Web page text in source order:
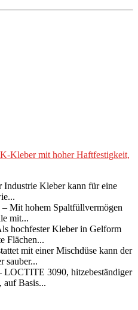
Kleber mit hoher Haftfestigkeit,
Industrie Kleber kann für eine
– Mit hohem Spaltfüllvermögen
mit...
hochfester Kleber in Gelform
Flächen...
mit einer Mischdüse kann der
sauber...
LOCTITE 3090, hitzebeständiger
auf Basis...